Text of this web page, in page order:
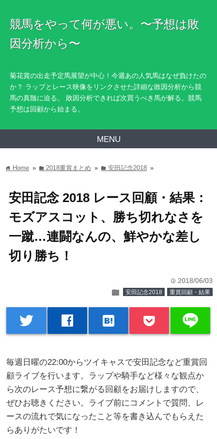
競馬をやって何が悪い。〜予想は敗
因分析から〜
菊花賞の出走予定馬展望が中心！今週あの人気馬はなぜ負けたの
か？ ラップとレース映像をリンクさせた詳細な敗因分析から競
馬の真髄に迫る。 敗因分析できれば次買うべき馬が解る。競馬
予想は回顧から始まる。
MENU
home Home » folder2018重賞まとめ » folder安田記念2018 »
安田記念 2018 レース回顧・結果：
モズアスコット、勝ち切れなさを
一蹴…連闘なんの、鮮やかな差し
切り勝ち！
time 2018/06/03
folder 安田記念2018 重賞回顧・結果
twitter facebook hatenabookmark line
毎週日曜の22:00からツイキャスで安田記念など重賞回
顧ライブを行います。ラップや騎手など様々な観点か
ら次のレース予想に繋がる回顧をお届けしますので、
ぜひお聴きください。ライブ前にコメントで質問、レ
ースの流れで気になったこと等を書き込んでもらえた
らありがたいです！